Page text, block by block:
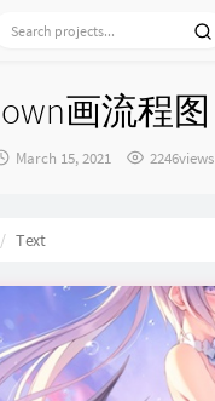
画流程图
发
March 15, 2021 2246views
Text